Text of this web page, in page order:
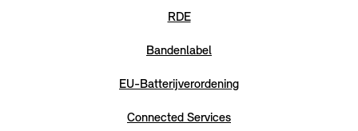
RDE
Bandenlabel
EU-Batterijverordening
Connected Services